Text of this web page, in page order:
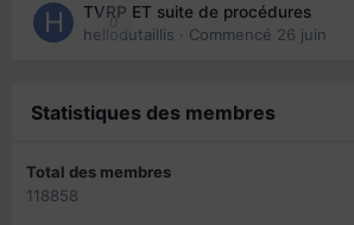
0
TVRP ET suite de procédures
hellodutaillis · Commencé 26 juin
Statistiques des membres
Total des membres
118858